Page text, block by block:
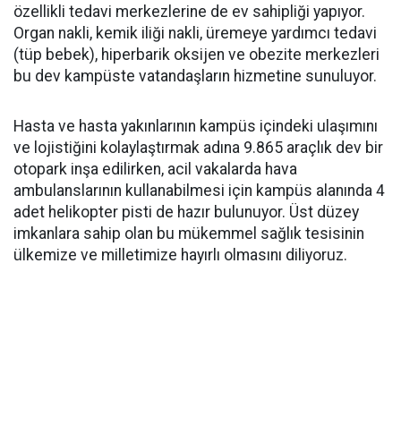
özellikli tedavi merkezlerine de ev sahipliği yapıyor.
Organ nakli, kemik iliği nakli, üremeye yardımcı tedavi
(tüp bebek), hiperbarik oksijen ve obezite merkezleri
bu dev kampüste vatandaşların hizmetine sunuluyor.
Hasta ve hasta yakınlarının kampüs içindeki ulaşımını
ve lojistiğini kolaylaştırmak adına 9.865 araçlık dev bir
otopark inşa edilirken, acil vakalarda hava
ambulanslarının kullanabilmesi için kampüs alanında 4
adet helikopter pisti de hazır bulunuyor. Üst düzey
imkanlara sahip olan bu mükemmel sağlık tesisinin
ülkemize ve milletimize hayırlı olmasını diliyoruz.